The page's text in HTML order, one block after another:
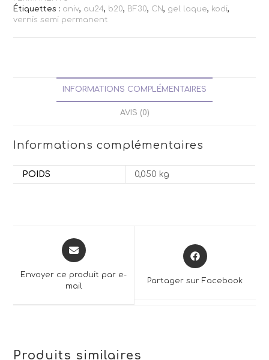
Étiquettes : aniv, au24, b20, BF30, CN, gel laque, kodi,
vernis semi permanent
INFORMATIONS COMPLÉMENTAIRES
AVIS (0)
Informations complémentaires
POIDS 0,050 kg
Opens
in
new
Envoyer ce produit par e-
mail
Opens
in
Partager sur Facebook
Produits similaires